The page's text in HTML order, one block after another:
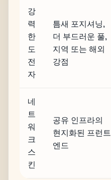
강
력
한
도
전
자
틈새 포지셔닝,
더 부드러운 풀,
지역 또는 해외
강점
네
트
워
크
스
킨
공유 인프라의
현지화된 프런트
엔드